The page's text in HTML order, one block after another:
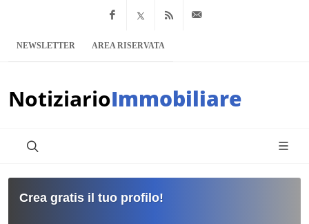
Facebook
x.com Feed RSS
NEWSLETTER AREA RISERVATA
NotiziarioImmobiliare
Crea gratis il tuo profilo!